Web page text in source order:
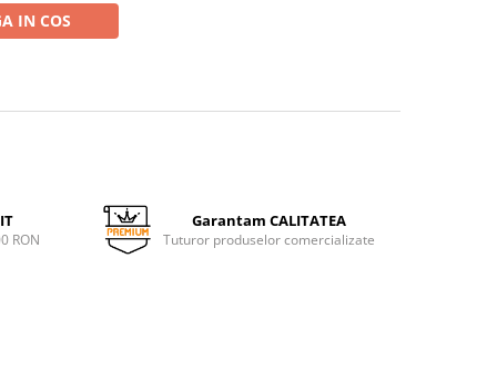
IN COS
RON
Garantam CALITATEA
Tuturor produselor comercializate